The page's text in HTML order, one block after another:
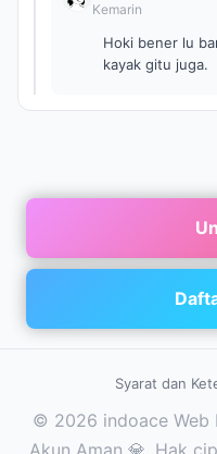
Kemarin
Hoki bener lu
kayak gitu juga.
Syarat dan
© 2026 indoace Web
Akun Aman 💎. Hak